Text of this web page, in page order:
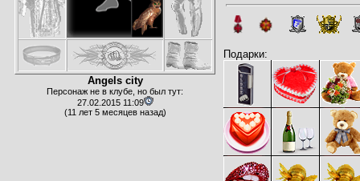
Angels city
Персонаж не в клубе, но был тут:
27.02.2015 11:09
(11 лет 5 месяцев назад)
Подарки: